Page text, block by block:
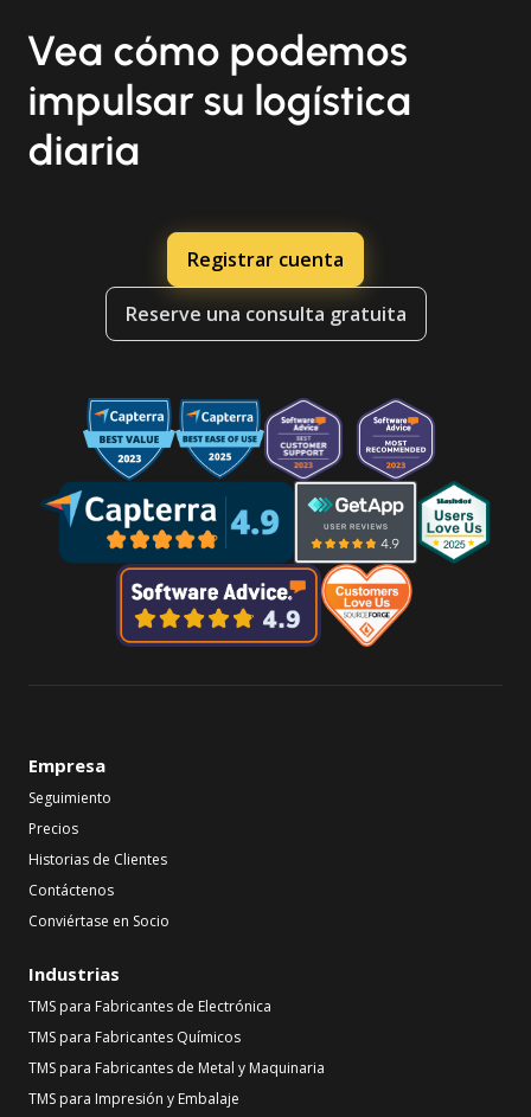
Vea cómo podemos
impulsar su logística
diaria
Registrar cuenta
Reserve una consulta gratuita
Empresa
Seguimiento
Precios
Historias de Clientes
Contáctenos
Conviértase en Socio
Industrias
TMS para Fabricantes de Electrónica
TMS para Fabricantes Químicos
TMS para Fabricantes de Metal y Maquinaria
TMS para Impresión y Embalaje